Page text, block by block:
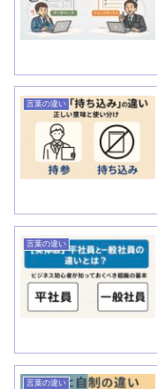
言葉の違い
言葉の違い
言葉の違い